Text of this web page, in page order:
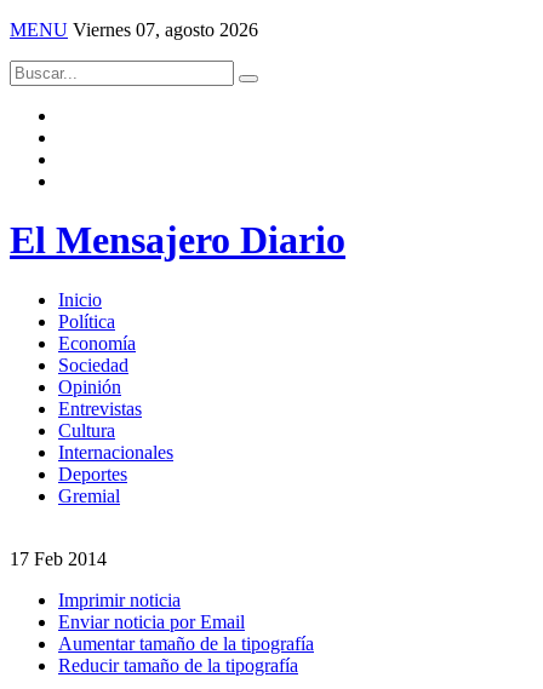
MENU Viernes 07, agosto 2026
El Mensajero Diario
Inicio
Política
Economía
Sociedad
Opinión
Entrevistas
Cultura
Internacionales
Deportes
Gremial
17 Feb 2014
Imprimir noticia
Enviar noticia por Email
Aumentar tamaño de la tipografía
Reducir tamaño de la tipografía